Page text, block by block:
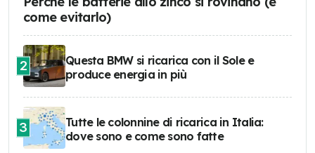
come evitarlo)
2
Questa BMW si ricarica con il Sole e
produce energia in più
3
Tutte le colonnine di ricarica in Italia:
dove sono e come sono fatte